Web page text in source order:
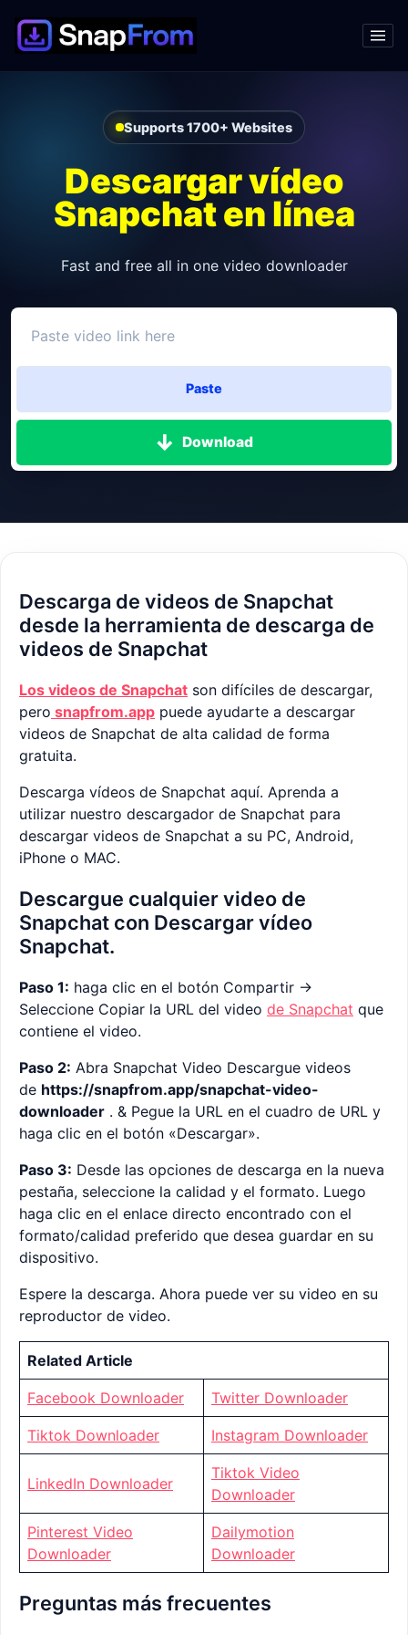
Supports 1700+ Websites
Descargar vídeo
Snapchat en línea
Fast and free all in one video downloader
Paste
Download
Descarga de videos de Snapchat
desde la herramienta de descarga de
videos de Snapchat
Los videos de Snapchat son difíciles de descargar,
pero snapfrom.app puede ayudarte a descargar
videos de Snapchat de alta calidad de forma
gratuita.
Descarga vídeos de Snapchat aquí. Aprenda a
utilizar nuestro descargador de Snapchat para
descargar videos de Snapchat a su PC, Android,
iPhone o MAC.
Descargue cualquier video de
Snapchat con Descargar vídeo
Snapchat.
Paso 1: haga clic en el botón Compartir ->
Seleccione Copiar la URL del video de Snapchat que
contiene el video.
Paso 2: Abra Snapchat Video Descargue videos
de https://snapfrom.app/snapchat-video-
downloader . & Pegue la URL en el cuadro de URL y
haga clic en el botón «Descargar».
Paso 3: Desde las opciones de descarga en la nueva
pestaña, seleccione la calidad y el formato. Luego
haga clic en el enlace directo encontrado con el
formato/calidad preferido que desea guardar en su
dispositivo.
Espere la descarga. Ahora puede ver su video en su
reproductor de video.
Related Article
Facebook Downloader Twitter Downloader
Tiktok Downloader Instagram Downloader
LinkedIn Downloader
Tiktok Video
Downloader
Pinterest Video
Downloader
Dailymotion
Downloader
Preguntas más frecuentes